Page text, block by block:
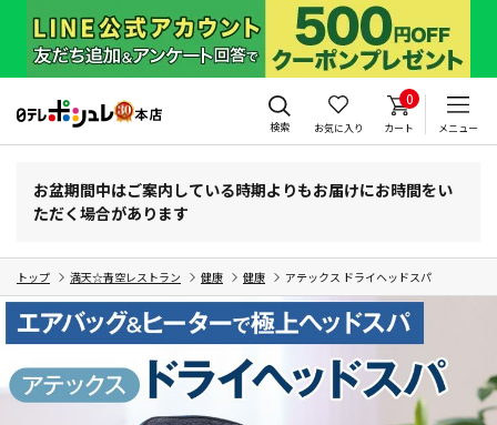
検索 お気に入り
0
カート メニュー
お盆期間中はご案内している時期よりもお届けにお時間をい
ただく場合があります
トップ 満天☆青空レストラン 健康 健康 アテックス ドライヘッドスパ